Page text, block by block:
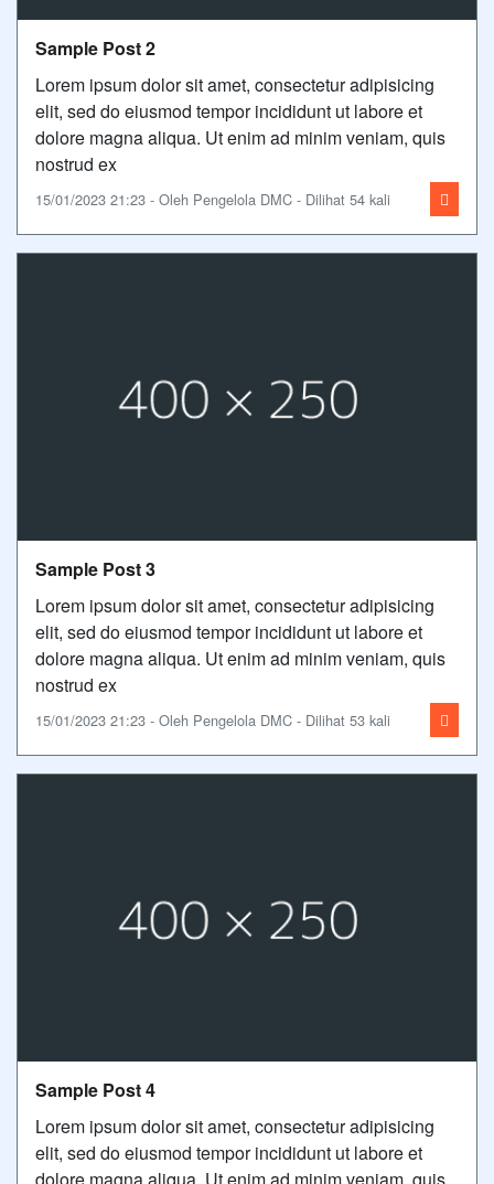
Sample Post 2
Lorem ipsum dolor sit amet, consectetur adipisicing
elit, sed do eiusmod tempor incididunt ut labore et
dolore magna aliqua. Ut enim ad minim veniam, quis
nostrud ex
15/01/2023 21:23 - Oleh Pengelola DMC - Dilihat 54 kali
Sample Post 3
Lorem ipsum dolor sit amet, consectetur adipisicing
elit, sed do eiusmod tempor incididunt ut labore et
dolore magna aliqua. Ut enim ad minim veniam, quis
nostrud ex
15/01/2023 21:23 - Oleh Pengelola DMC - Dilihat 53 kali
Sample Post 4
Lorem ipsum dolor sit amet, consectetur adipisicing
elit, sed do eiusmod tempor incididunt ut labore et